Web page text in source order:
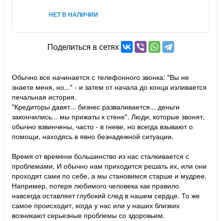
НЕТ В НАЛИЧИИ
Поделиться в сетях
Обычно все начинается с телефонного звонка: "Вы не
знаете меня, но..." - и затем от начала до конца изливается
печальная история.
"Кредиторы давят... бизнес разваливается... деньги
закончились... мы прижаты к стене". Люди, которые звонят,
обычно взвинчены, часто - в гневе, но всегда взывают о
помощи, находясь в явно безнадежной ситуации.
Время от времени большинство из нас сталкивается с
проблемами, И обычно нам приходится решать их, или они
проходят сами по себе, а мы становимся старше и мудрее.
Например, потеря любимого человека как правило
навсегда оставляет глубокий след в нашем сердце. То же
самое происходит, когда у нас или у наших близких
возникают серьезные проблемы со здоровьем.